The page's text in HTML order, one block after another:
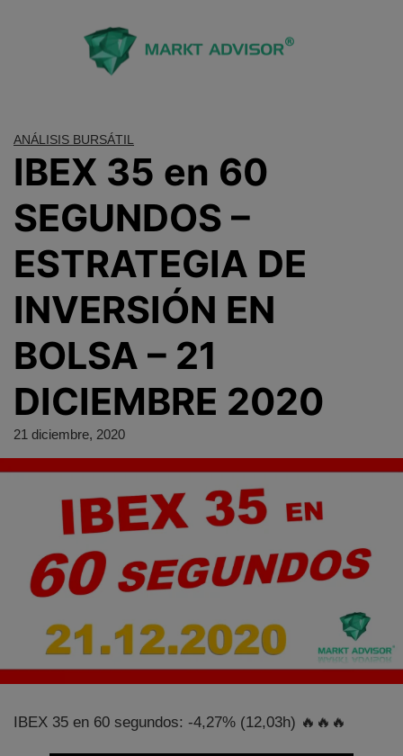
ANÁLISIS BURSÁTIL
IBEX 35 en 60
SEGUNDOS –
ESTRATEGIA DE
INVERSIÓN EN
BOLSA – 21
DICIEMBRE 2020
21 diciembre, 2020
IBEX 35 en 60 segundos: -4,27% (12,03h) 🔥🔥🔥